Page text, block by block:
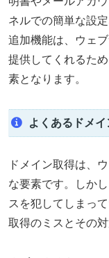
ネルでの簡単な設
追加機能は、ウェ
提供してくれるた
素となります。
よくあるドメ
ドメイン取得は、
な要素です。しか
スを犯してしまっ
取得のミスとその